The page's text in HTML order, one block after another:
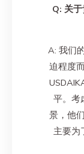
Q: 关
A: 我们
迫程度
平。考
景，他
主要为